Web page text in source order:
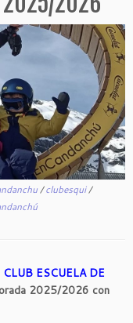
/clubesqui/
CLUB ESCUELA DE
2025/2026 con